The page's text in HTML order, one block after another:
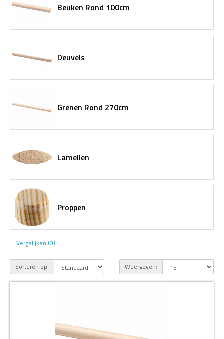
Beuken Rond 100cm
Deuvels
Grenen Rond 270cm
Lamellen
Proppen
Vergelijken (0)
Sorteren op: Weergeven: